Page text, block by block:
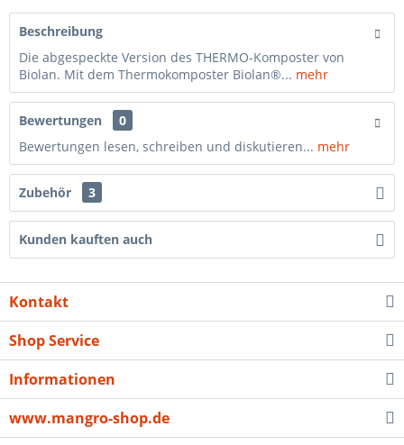
Beschreibung
Die abgespeckte Version des THERMO-Komposter von
Biolan. Mit dem Thermokomposter Biolan®... mehr
Bewertungen
0
Bewertungen lesen, schreiben und diskutieren... mehr
Zubehör 3
Kunden kauften auch
Kontakt
Shop Service
Informationen
www.mangro-shop.de